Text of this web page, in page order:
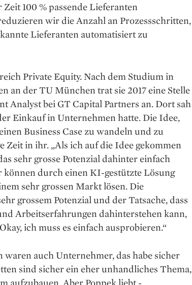
100 % passende Lieferanten
wir die Anzahl an Prozessschritten,
Lieferanten automatisiert zu
Private Equity. Nach dem Studium in
an der TU München trat sie 2017 eine Stelle
Analyst bei GT Capital Partners an. Dort sah
Einkauf in Unternehmen ­hatte. Die Idee,
Business Case zu ­wandeln und zu
Zeit in ihr. „Als ich auf die Idee ­gekommen
sehr grosse Potenzial dahinter einfach
können durch einen KI-gestützte ­Lösung
sehr grossen Markt lösen. Die
grossem Potenzial und der Tatsache, dass
Arbeits­erfahrungen dahinterstehen kann,
ich muss es einfach ausprobieren.“
auch Unternehmer, das habe sicher
sind sicher ein eher ­unhandliches Thema,